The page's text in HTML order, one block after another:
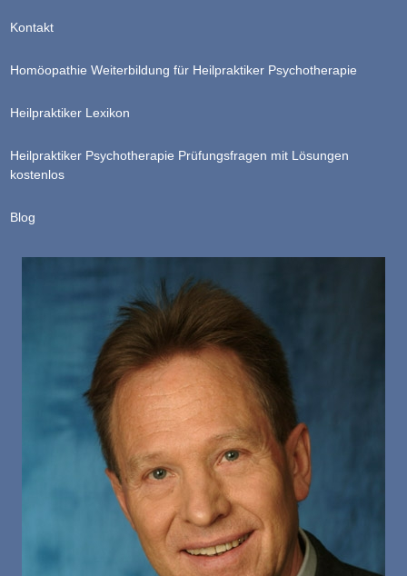
Kontakt
Homöopathie Weiterbildung für Heilpraktiker Psychotherapie
Heilpraktiker Lexikon
Heilpraktiker Psychotherapie Prüfungsfragen mit Lösungen
kostenlos
Blog